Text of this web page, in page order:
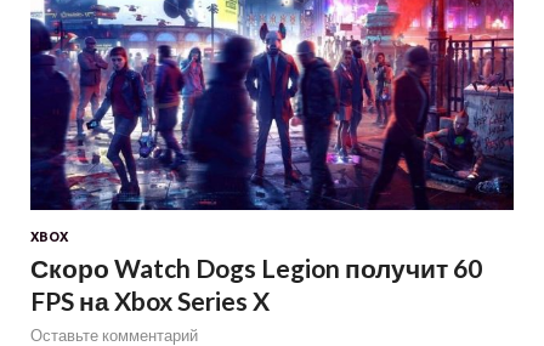
XBOX
Скоро Watch Dogs Legion получит 60
FPS на Xbox Series X
Оставьте комментарий